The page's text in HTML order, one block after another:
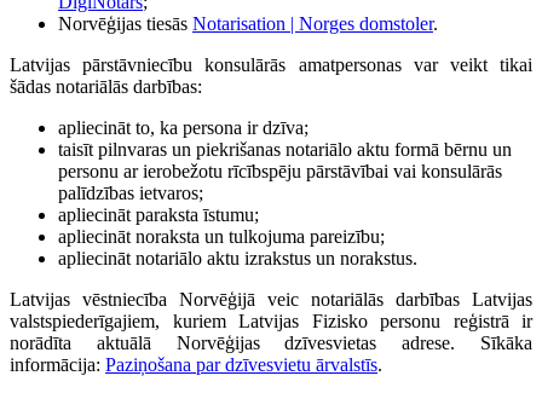
Norvēģijas tiesās Notarisation | Norges domstoler.
Latvijas pārstāvniecību konsulārās amatpersonas var veikt tikai
šādas notariālās darbības:
apliecināt to, ka persona ir dzīva;
taisīt pilnvaras un piekrišanas notariālo aktu formā bērnu un
personu ar ierobežotu rīcībspēju pārstāvībai vai konsulārās
palīdzības ietvaros;
apliecināt paraksta īstumu;
apliecināt noraksta un tulkojuma pareizību;
apliecināt notariālo aktu izrakstus un norakstus.
Latvijas vēstniecība Norvēģijā veic notariālās darbības Latvijas
valstspiederīgajiem, kuriem Latvijas Fizisko personu reģistrā ir
norādīta aktuālā Norvēģijas dzīvesvietas adrese. Sīkāka
informācija: Paziņošana par dzīvesvietu ārvalstīs.